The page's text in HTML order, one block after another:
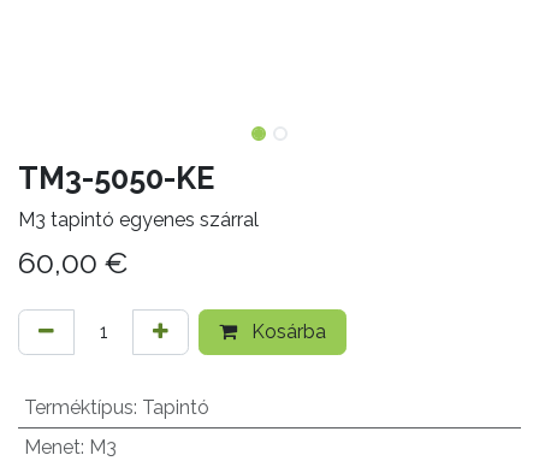
TM3-5050-KE
M3 tapintó egyenes szárral
60,00 €
Kosárba
Terméktípus: Tapintó
Menet: M3